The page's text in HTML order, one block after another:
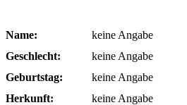
Name:
keine Angabe
Geschlecht:
keine Angabe
Geburtstag:
keine Angabe
Herkunft:
keine Angabe